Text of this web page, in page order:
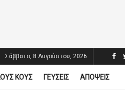
Σάββατο, 8 Αυγούστου, 2026
ΚΟΥΣ ΓΕΥΣΕΙΣ ΑΠΟΨΕΙΣ